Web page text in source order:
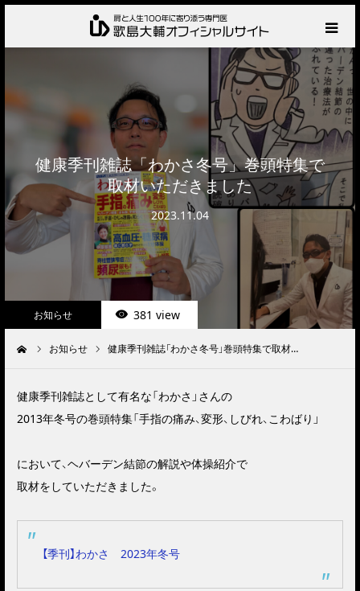
健康季刊雑誌「わかさ冬号」巻頭特集で
取材いただきました
2023.11.04
お知らせ 381 view
お知らせ 健康季刊雑誌「わかさ冬号」巻頭特集で取材…
健康季刊雑誌として有名な「わかさ」さんの
2013年冬号の巻頭特集「手指の痛み、変形、しびれ、こわばり」
において、ヘバーデン結節の解説や体操紹介で
取材をしていただきました。
【季刊】わかさ 2023年冬号
プロフィール
サービス
肩の診察・相談の流れ
お知らせ
BLOG
お問い合わせ